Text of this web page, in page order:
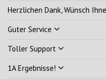
Herzlichen Dank, Wünsch
Guter Service
Toller Support
1A Ergebnisse!